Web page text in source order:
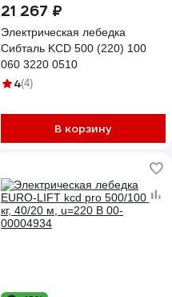
21 267 ₽
Электрическая лебедка
Сибталь KCD 500 (220) 100
060 3220 0510
4(4)
В корзину